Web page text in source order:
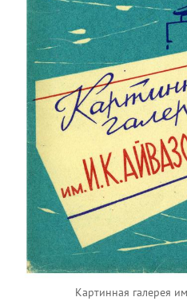
Картинная галерея